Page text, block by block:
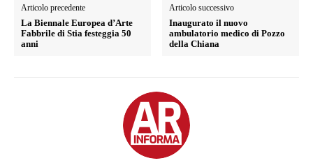
Articolo precedente
La Biennale Europea d’Arte
Fabbrile di Stia festeggia 50
anni
Articolo successivo
Inaugurato il nuovo
ambulatorio medico di Pozzo
della Chiana